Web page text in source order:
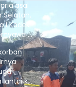
asal
Selatan,
I Kadek
di
lantai ke